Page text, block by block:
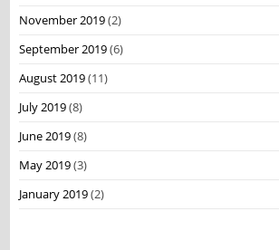
November 2019(2)
September 2019(6)
August 2019(11)
July 2019(8)
June 2019(8)
May 2019(3)
January 2019(2)